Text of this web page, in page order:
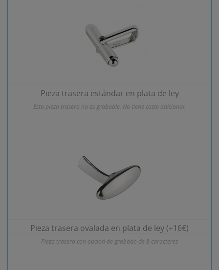
Pieza trasera estándar en plata de ley
Esta pieza trasera no es grabable. No tiene coste adicional.
Pieza trasera ovalada en plata de ley (+16€)
Pieza trasera con opción de grabado de 8 caracteres